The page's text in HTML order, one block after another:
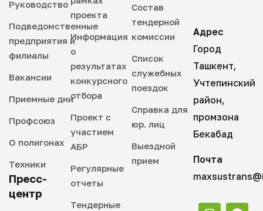
Руководство
Подведомственные
предприятия и
филиалы
Вакансии
Приемные дни
Профсоюз
О полигонах
Техники
Пресс-
центр
проекта
Информация
о
результатах
конкурсного
отбора
Проект с
участием
АБР
Регулярные
отчеты
Тендерные
Состав
тендерной
комиссии
Список
служебных
поездок
Справка для
юр. лиц
Выездной
прием
Адрес
Город
Ташкент,
Учтепинский
район,
промзона
Бекабад
Почта